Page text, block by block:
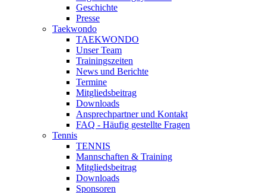
Geschichte
Presse
Taekwondo
TAEKWONDO
Unser Team
Trainingszeiten
News und Berichte
Termine
Mitgliedsbeitrag
Downloads
Ansprechpartner und Kontakt
FAQ - Häufig gestellte Fragen
Tennis
TENNIS
Mannschaften & Training
Mitgliedsbeitrag
Downloads
Sponsoren